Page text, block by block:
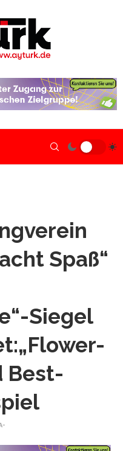
Spaß“
Siegel
Best-